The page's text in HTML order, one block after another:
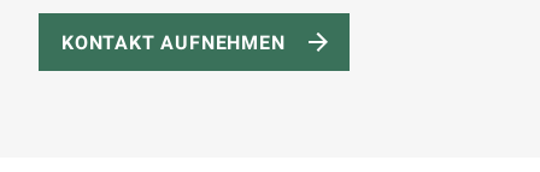
KONTAKT AUFNEHMEN